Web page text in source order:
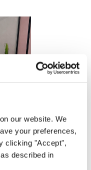
our website. We
your preferences,
clicking "Accept",
described in